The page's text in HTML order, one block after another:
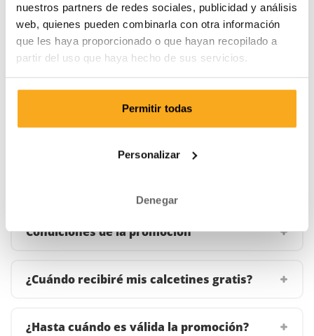
nuestros partners de redes sociales, publicidad y análisis
web, quienes pueden combinarla con otra información
que les haya proporcionado o que hayan recopilado a
partir del uso que haya hecho de sus servicios.
Permitir todas
Personalizar
Denegar
¡Reactiva tu membresía ahora y recibe un regalo de
bienvenida gratis con tu primer envío! Diseños exclusivos,
calidad superior y estampados sorprendentes a un precio
muy competitivo. ¿A qué estás esperando?
Iniciar sesión
Condiciones de la promoción
¿Cuándo recibiré mis calcetines gratis?
¿Hasta cuándo es válida la promoción?